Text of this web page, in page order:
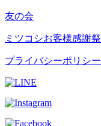
友の会
ミツコシお客様感謝祭
プライバシーポリシー